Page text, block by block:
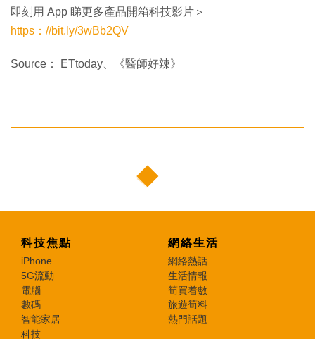
即刻用 App 睇更多產品開箱科技影片＞
https：//bit.ly/3wBb2QV
Source： ETtoday、《醫師好辣》
科技焦點
iPhone
5G流動
電腦
數碼
智能家居
科技
網絡生活
網絡熱話
生活情報
筍買着數
旅遊筍料
熱門話題